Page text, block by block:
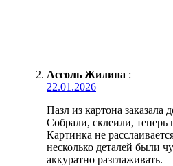
Ассоль Жилина :
22.01.2026
Пазл из картона заказала
Собрали, склеили, теперь
Картинка не
несколько деталей были
аккуратно разглаживать.